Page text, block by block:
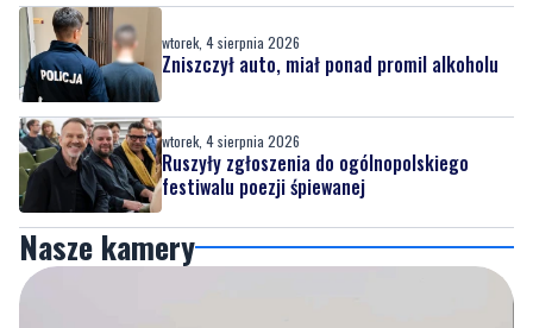
wtorek, 4 sierpnia 2026
Ruszyły zgłoszenia do ogólnopolskiego
Nasze kamery